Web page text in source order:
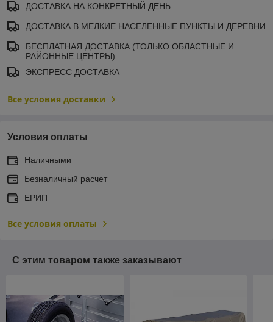
ДОСТАВКА НА КОНКРЕТНЫЙ ДЕНЬ
ДОСТАВКА В МЕЛКИЕ НАСЕЛЕННЫЕ ПУНКТЫ И ДЕРЕВНИ
БЕСПЛАТНАЯ ДОСТАВКА (ТОЛЬКО ОБЛАСТНЫЕ И
РАЙОННЫЕ ЦЕНТРЫ)
ЭКСПРЕСС ДОСТАВКА
Все условия доставки
Условия оплаты
Наличными
Безналичный расчет
ЕРИП
Все условия оплаты
С этим товаром также заказывают